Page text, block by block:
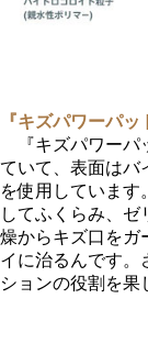
『キズパワーパ
『キズパワーパ
ていて、表面はバ
を使用しています
してふくらみ、
燥からキズ口をガ
イに治るんです。
ションの役割を果